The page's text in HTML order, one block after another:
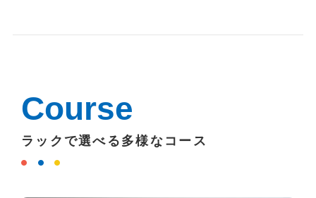
Course
ラックで選べる多様なコース